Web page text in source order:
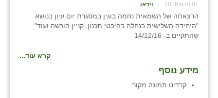
01 מרס 2016 וידאו
הרצאתה של השמאית נחמה בוגין במסגרת יום עיון בנושא
"היחידה השלישית בנחלה בהיבטי תכנון, קניין הורשה ועוד"
שהתקיים ב- 14/12/16
קרא עוד...
מידע נוסף
קרדיט תמונה מקור:
שכניה
תלמי יוסף